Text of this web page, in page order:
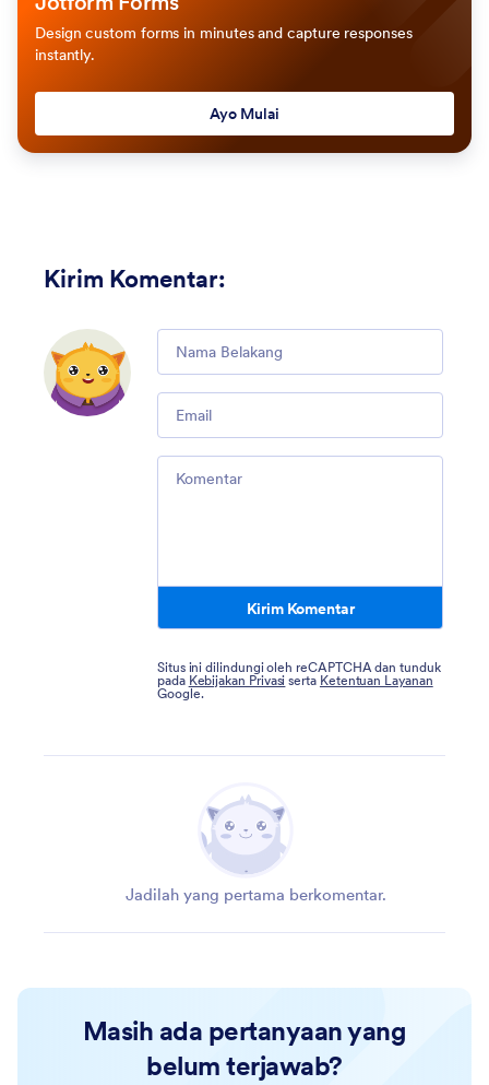
Design custom forms in minutes and capture responses
instantly.
Ayo Mulai
Kirim Komentar:
Kirim Komentar
Situs ini dilindungi oleh reCAPTCHA dan tunduk
pada Kebijakan Privasi serta Ketentuan Layanan
Google.
Jadilah yang pertama berkomentar.
Masih ada pertanyaan yang
belum terjawab?